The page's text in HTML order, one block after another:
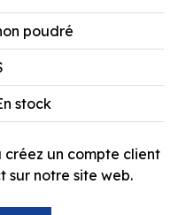
poudré
stock
créez un compte client
sur notre site web.